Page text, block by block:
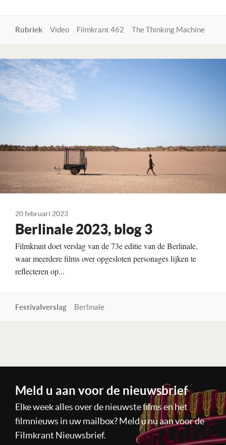
Rubriek Video Filmkrant 462 The Thinking Machine
Lees verder
20 februari 2023
Berlinale 2023, blog 3
Filmkrant doet verslag van de 73e editie van de Berlinale,
waar meerdere films over opgesloten personages lijken te
reflecteren op...
Festivalverslag Berlinale
Meld u aan voor de nieuwsbrief
Elke week alles over de nieuwste films en het
filmnieuws in uw mailbox? Meld u nu aan voor de
Filmkrant Nieuwsbrief.